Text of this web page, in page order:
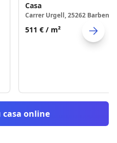
Casa
Carrer Urgell, 25262 Barbens
511 € / m²
online